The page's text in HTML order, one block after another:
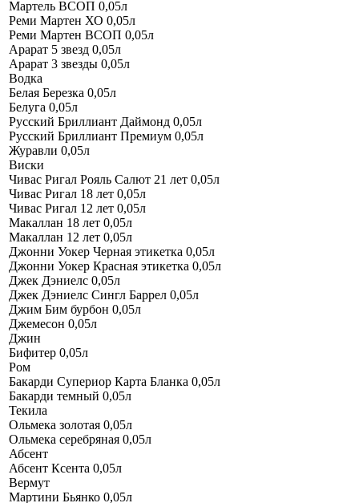
Мартель ВСОП 0,05л
Реми Мартен ХО 0,05л
Реми Мартен ВСОП 0,05л
Арарат 5 звезд 0,05л
Арарат 3 звезды 0,05л
Водка
Белая Березка 0,05л
Белуга 0,05л
Русский Бриллиант Даймонд 0,05л
Русский Бриллиант Премиум 0,05л
Журавли 0,05л
Виски
Чивас Ригал Рояль Салют 21 лет 0,05л
Чивас Ригал 18 лет 0,05л
Чивас Ригал 12 лет 0,05л
Макаллан 18 лет 0,05л
Макаллан 12 лет 0,05л
Джонни Уокер Черная этикетка 0,05л
Джонни Уокер Красная этикетка 0,05л
Джек Дэниелс 0,05л
Джек Дэниелс Сингл Баррел 0,05л
Джим Бим бурбон 0,05л
Джемесон 0,05л
Джин
Бифитер 0,05л
Ром
Бакарди Супериор Карта Бланка 0,05л
Бакарди темный 0,05л
Текила
Ольмека золотая 0,05л
Ольмека серебряная 0,05л
Абсент
Абсент Ксента 0,05л
Вермут
Мартини Бьянко 0,05л